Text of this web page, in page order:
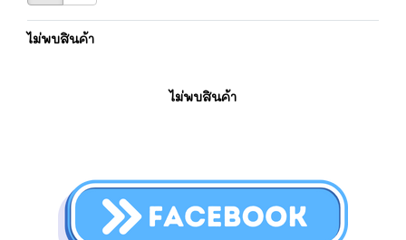
ไม่พบสินค้า
ไม่พบสินค้า